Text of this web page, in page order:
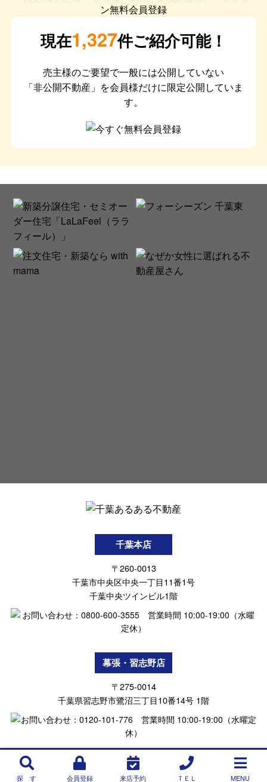
探 す 会員登録 来店予約 ＴＥＬ MENU
現在1,327件ご紹介可能！
売主様のご要望で一般には公開していない
「非公開不動産」を会員様だけに限定公開していま
す。
千葉本店
〒260-0013
千葉市中央区中央一丁目11番1号
千葉中央ツインビル1階
幕張・習志野店
〒275-0014
千葉県習志野市鷺沼三丁目10番14号 1階